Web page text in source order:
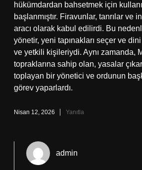
hükümdardan bahsetmek için
başlanmıştır. Firavunlar, tanrılar ve
aracı olarak kabul edilirdi. Bu
yönetir, yeni tapınakları seçer ve
ve yetkili kişileriydi. Aynı zamanda,
topraklarına sahip olan, yasalar
toplayan bir yönetici ve ordunun
görev yaparlardı.
Nisan 12, 2026 Yanıtla
admin